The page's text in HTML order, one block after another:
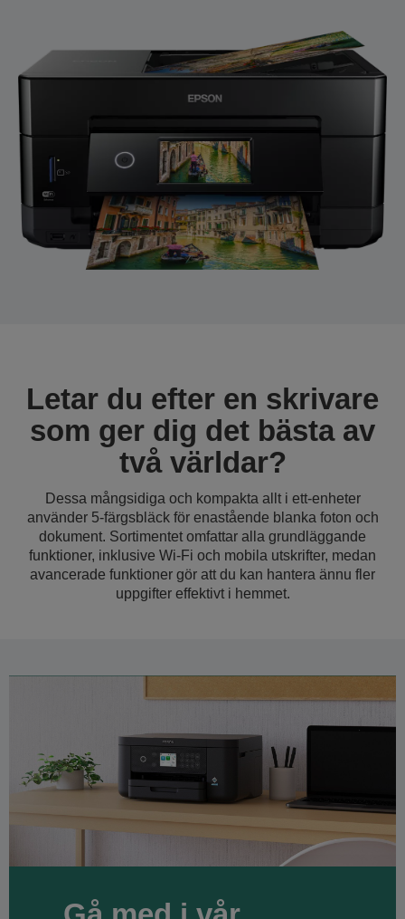
Letar du efter en skrivare
som ger dig det bästa av
två världar?
Dessa mångsidiga och kompakta allt i ett-enheter
använder 5-färgsbläck för enastående blanka foton och
dokument. Sortimentet omfattar alla grundläggande
funktioner, inklusive Wi-Fi och mobila utskrifter, medan
avancerade funktioner gör att du kan hantera ännu fler
uppgifter effektivt i hemmet.